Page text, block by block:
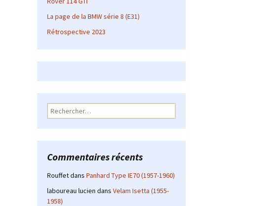
La page de la BMW série 8 (E31)
Rétrospective 2023
Rechercher :
Commentaires récents
Rouffetdans Panhard Type IE70 (1957-1960)
laboureau lucien dans Velam Isetta (1955-
1958)